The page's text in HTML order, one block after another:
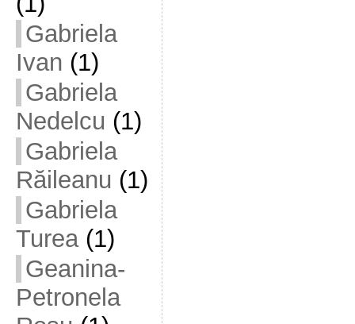
Gabriela
Ivan (1)
Gabriela
Nedelcu (1)
Gabriela
Răileanu (1)
Gabriela
Turea(1)
Geanina-
Petronela